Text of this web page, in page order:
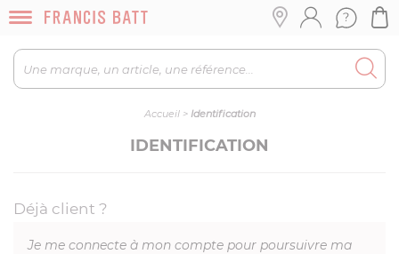
Accueil> Identification
IDENTIFICATION
Déjà client ?
Je me connecte à mon compte pour poursuivre ma